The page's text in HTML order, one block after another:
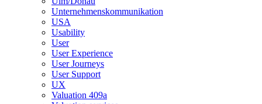
Unternehmenskommunikation
USA
Usability
User
User Experience
User Journeys
User Support
UX
Valuation 409a